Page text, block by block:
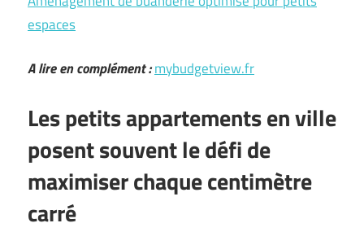
espaces
A lire en complément :mybudgetview.fr
Les petits appartements en ville
posent souvent le défi de
maximiser chaque centimètre
carré